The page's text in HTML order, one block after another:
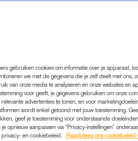
|BEETJE BIJBLIJVEN
gebruiken cookies om informatie over je apparaat,
we met de gegevens die je zelf deelt met ons,
van onze media te analyseren en onze websites en
voor geeft, je gegevens gebruiken om onze
advertenties te tonen, en voor
wordt enkel getoond met jouw toestemming.
geef je toestemming voor onderstaande
opnieuw aanpassen via “Privacy-instellingen”
privacy- en cookiebeleid.
Raadpleeg ons cookiebeleid